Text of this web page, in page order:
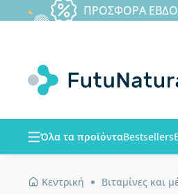
ΠΡΟΣΦΟΡΑ
Όλα τα προϊόνταBestsellers
Κεντρική Βιταμίνες και